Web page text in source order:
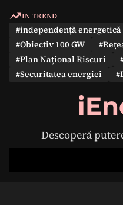
IN TREND
#independență energetică
#Obiectiv 100 GW
#Plan Național Riscuri
#Securitatea energiei
Descoperă